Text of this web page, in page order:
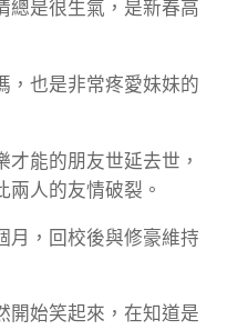
總是很生氣，是新春高
，也是非常疼愛妹妹的
能的朋友世延去世，
人的友情破裂。
月，回校後與修豪維持
開始笑起來，在知道是